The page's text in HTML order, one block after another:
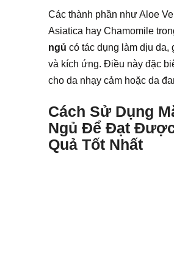
Các thành phần như Aloe
Asiatica hay Chamomile
ngủ có tác dụng làm dịu da,
và kích ứng. Điều này đặc
cho da nhạy cảm hoặc da
Cách Sử Dụng
Ngủ Để Đạt
Quả Tốt Nhất